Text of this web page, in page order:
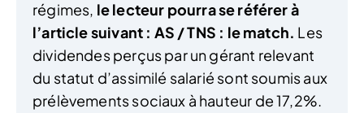
régimes, le lecteur pourra se référer à
l’article suivant : AS / TNS : le match. Les
dividendes perçus par un gérant relevant
du statut d’assimilé salarié sont soumis aux
prélèvements sociaux à hauteur de 17,2%.